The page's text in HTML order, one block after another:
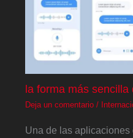
la forma más
Deja un comentario /
Una de las